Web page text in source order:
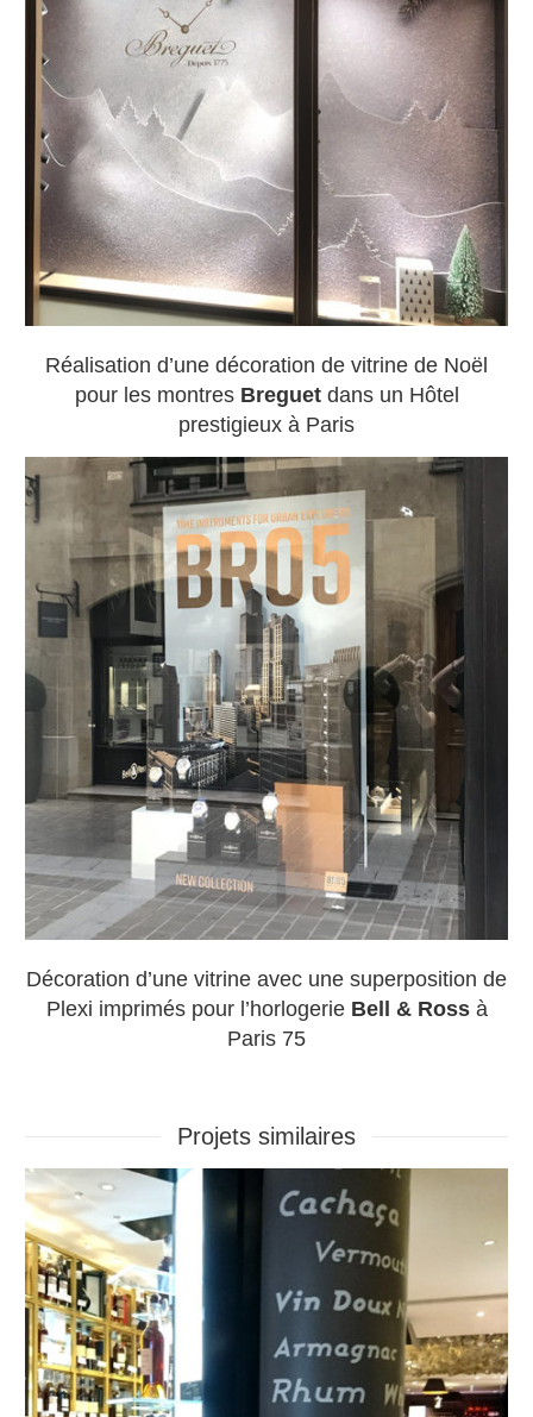
Réalisation d’une décoration de vitrine de Noël
pour les montres Breguetdans un Hôtel
prestigieux à Paris
Décoration d’une vitrine avec une superposition de
Plexi imprimés pour l’horlogerie Bell & Rossà
Paris 75
Projets similaires